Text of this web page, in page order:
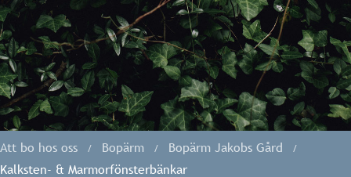
Att bo hos oss Bopärm
Bopärm Jakobs Gård
Kalksten- & Marmorfönsterbänkar